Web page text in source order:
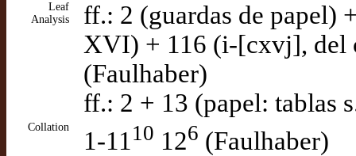
Leaf
Analysis
ff.: 2 (guardas de papel)
XVI) + 116 (i-[cxvj], del
(Faulhaber)
ff.: 2 + 13 (papel: tablas
Collation 1-11 10 126 (Faulhaber)